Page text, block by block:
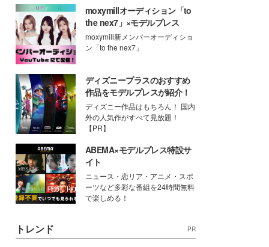
moxymillオーディション「to
the nex7」×モデルプレス
moxymill新メンバーオーディショ
ン「to the nex7」
ディズニープラスのおすすめ
作品をモデルプレスが紹介！
ディズニー作品はもちろん！ 国内
外の人気作がすべて見放題！
【PR】
ABEMA×モデルプレス特設サ
イト
ニュース・恋リア・アニメ・スポ
ーツなど多彩な番組を24時間無料
で楽しめる！
トレンド PR